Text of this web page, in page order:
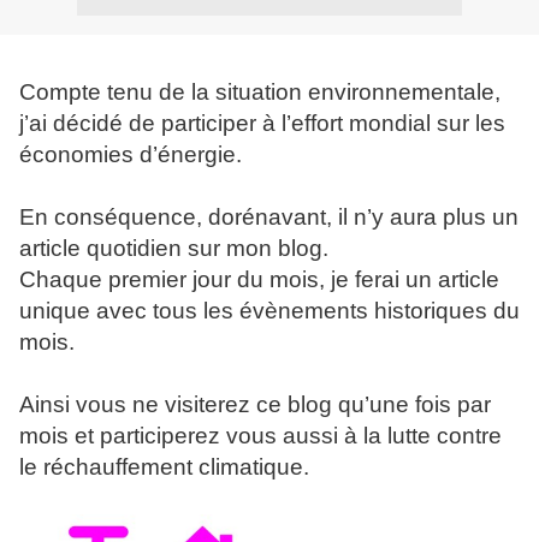
Compte tenu de la situation environnementale,
j’ai décidé de participer à l’effort mondial sur les
économies d’énergie.
En conséquence, dorénavant, il n’y aura plus un
article quotidien sur mon blog.
Chaque premier jour du mois, je ferai un article
unique avec tous les évènements historiques du
mois.
Ainsi vous ne visiterez ce blog qu’une fois par
mois et participerez vous aussi à la lutte contre
le réchauffement climatique.